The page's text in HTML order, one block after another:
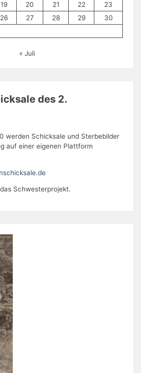
19 20 21 22
23
26 27 28 29
30
« Juli
des 2.
werden Schicksale und Sterbebilder
auf einer eigenen Plattform
Schwesterprojekt.